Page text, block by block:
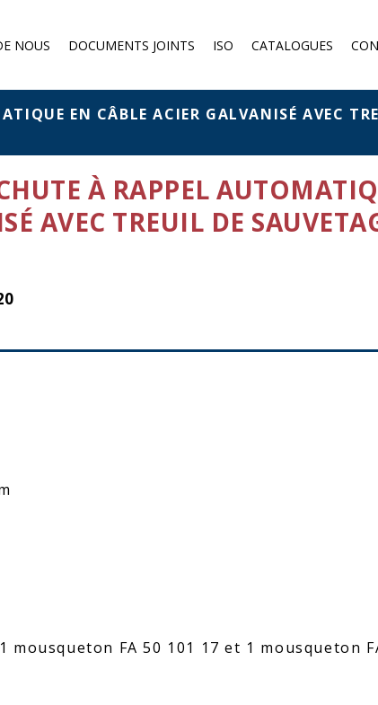
les gaz
falling from
NOUS DOCUMENTS JOINTS ISO CATALOGUES
EN CÂBLE ACIER GALVANISÉ AVEC
À RAPPEL
AVEC TREUIL DE
FA 50 101 17 et 1 mousqueton